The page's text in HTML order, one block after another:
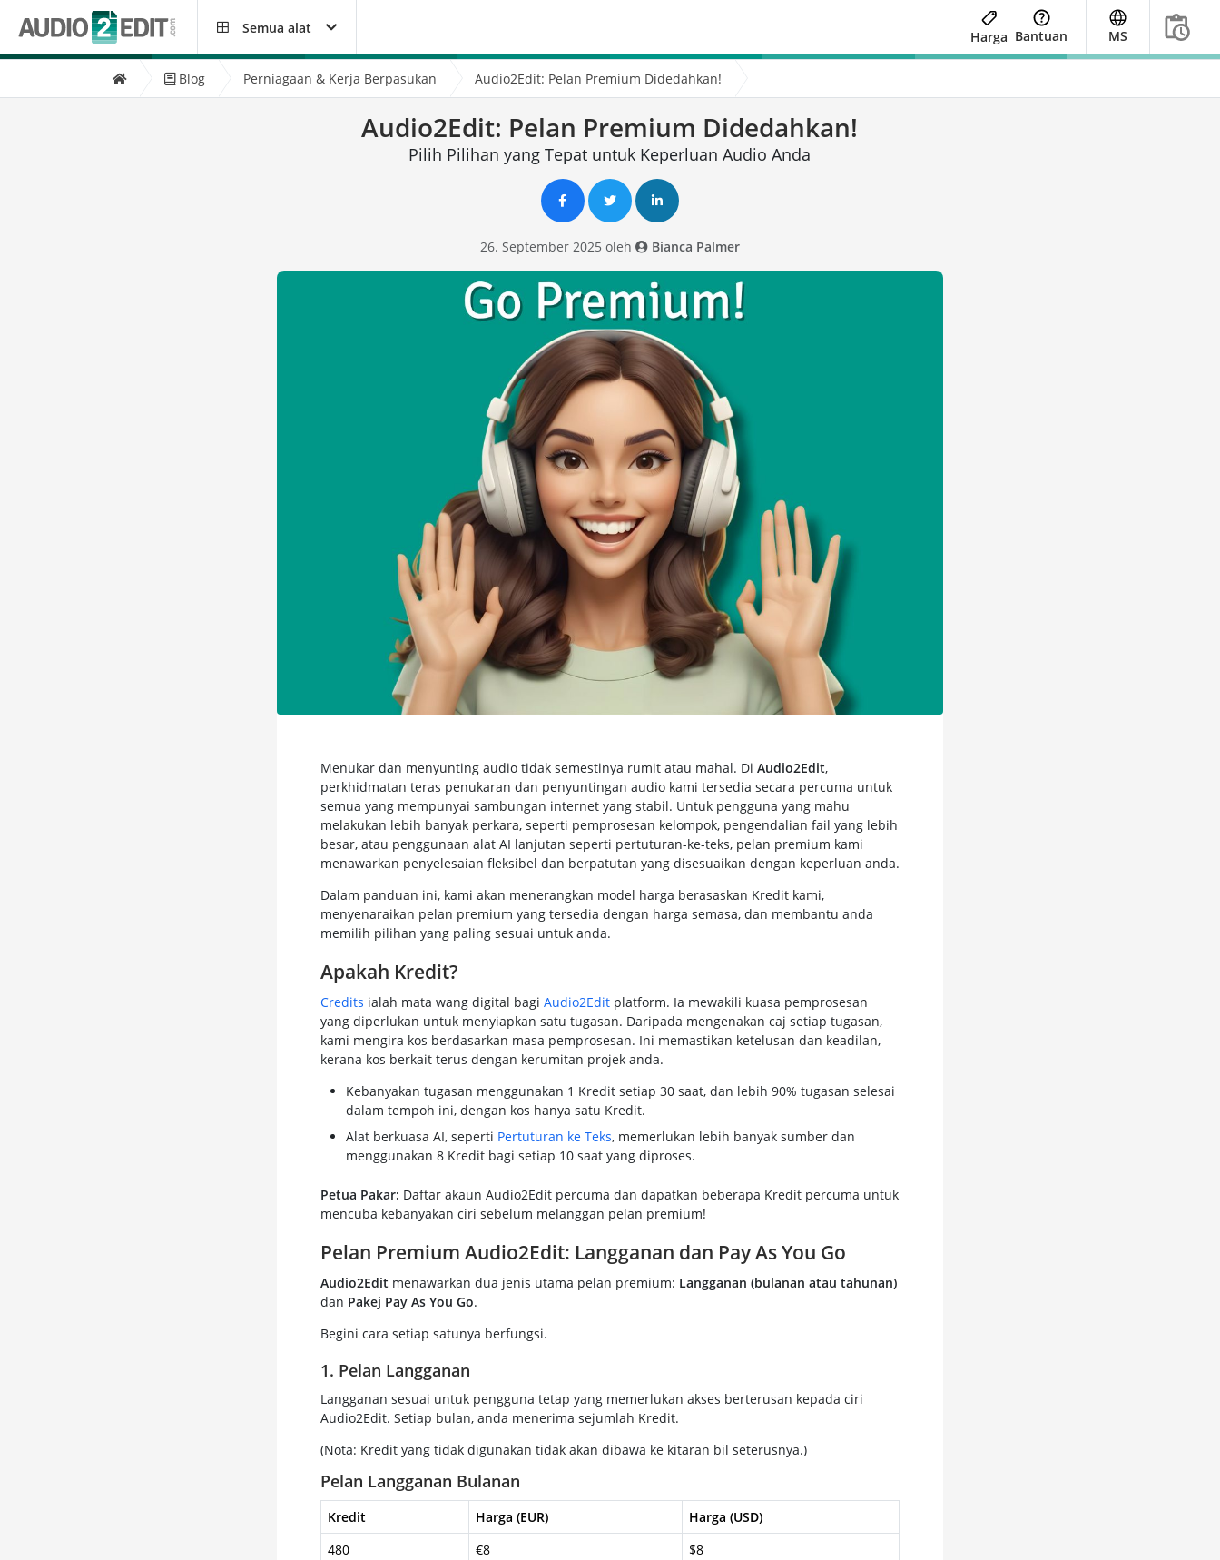
Semua alat
Harga Bantuan MS
Blog Perniagaan & Kerja Berpasukan Audio2Edit: Pelan Premium Didedahkan!
Audio2Edit: Pelan Premium Didedahkan!
Pilih Pilihan yang Tepat untuk Keperluan Audio Anda
26. September 2025 oleh Bianca Palmer
Menukar dan menyunting audio tidak semestinya rumit atau mahal. Di Audio2Edit,
perkhidmatan teras penukaran dan penyuntingan audio kami tersedia secara percuma untuk
semua yang mempunyai sambungan internet yang stabil. Untuk pengguna yang mahu
melakukan lebih banyak perkara, seperti pemprosesan kelompok, pengendalian fail yang lebih
besar, atau penggunaan alat AI lanjutan seperti pertuturan-ke-teks, pelan premium kami
menawarkan penyelesaian fleksibel dan berpatutan yang disesuaikan dengan keperluan anda.
Dalam panduan ini, kami akan menerangkan model harga berasaskan Kredit kami,
menyenaraikan pelan premium yang tersedia dengan harga semasa, dan membantu anda
memilih pilihan yang paling sesuai untuk anda.
Apakah Kredit?
Credits ialah mata wang digital bagi Audio2Editplatform. Ia mewakili kuasa pemprosesan
yang diperlukan untuk menyiapkan satu tugasan. Daripada mengenakan caj setiap tugasan,
kami mengira kos berdasarkan masa pemprosesan. Ini memastikan ketelusan dan keadilan,
kerana kos berkait terus dengan kerumitan projek anda.
Kebanyakan tugasan menggunakan 1 Kredit setiap 30 saat, dan lebih 90% tugasan selesai
dalam tempoh ini, dengan kos hanya satu Kredit.
Alat berkuasa AI, seperti Pertuturan ke Teks, memerlukan lebih banyak sumber dan
menggunakan 8 Kredit bagi setiap 10 saat yang diproses.
Petua Pakar: Daftar akaun Audio2Edit percuma dan dapatkan beberapa Kredit percuma untuk
mencuba kebanyakan ciri sebelum melanggan pelan premium!
Pelan Premium Audio2Edit: Langganan dan Pay As You Go
Audio2Editmenawarkan dua jenis utama pelan premium: Langganan (bulanan atau tahunan)
dan Pakej Pay As You Go.
Begini cara setiap satunya berfungsi.
1. Pelan Langganan
Langganan sesuai untuk pengguna tetap yang memerlukan akses berterusan kepada ciri
Audio2Edit. Setiap bulan, anda menerima sejumlah Kredit.
(Nota: Kredit yang tidak digunakan tidak akan dibawa ke kitaran bil seterusnya.)
Pelan Langganan Bulanan
Kredit Harga (EUR)
Harga (USD)
480
€8
$8